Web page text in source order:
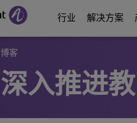
行业
Education
解决方案
数字化时代通
通信平台
合作伙伴
关于我们
博客
深入推进